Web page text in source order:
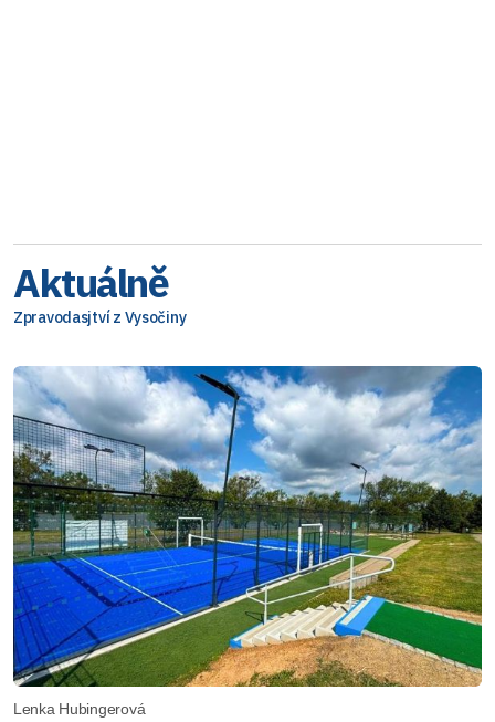
Aktuálně
Zpravodasjtví z Vysočiny
Lenka Hubingerová